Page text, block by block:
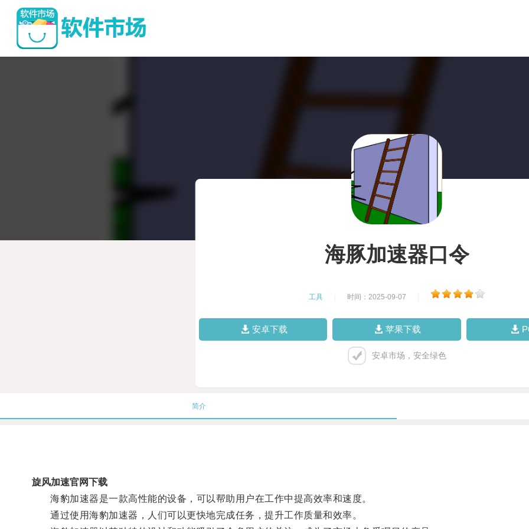
海豚加速器口令
工具 时间：2025-09-07
安卓下载 苹果下载
安卓市场，安全绿色
简介
旋风加速官网下载
海豹加速器是一款高性能的设备，可以帮助用户在工作中提高效率和速度。
通过使用海豹加速器，人们可以更快地完成任务，提升工作质量和效率。